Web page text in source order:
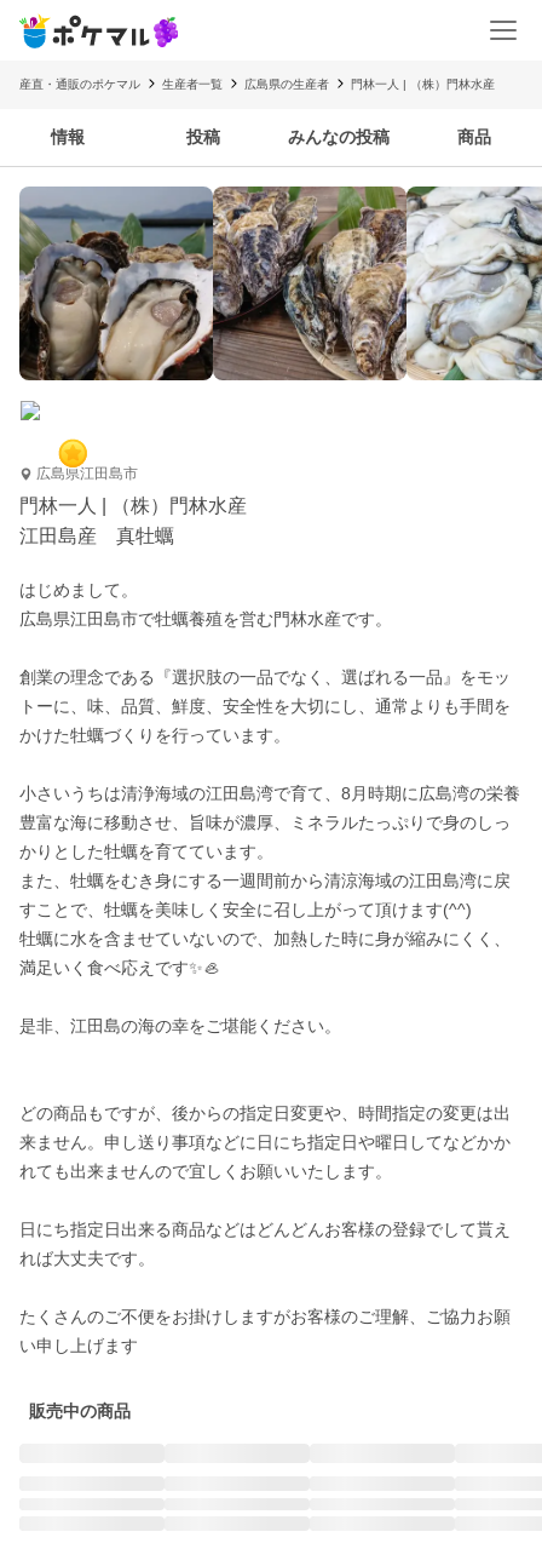
産直・通販のポケマル 生産者一覧 広島県の生産者 門林一人 | （株）門林水産
情報 投稿 みんなの投稿 商品
広島県江田島市
門林一人 | （株）門林水産
江田島産 真牡蠣
はじめまして。
広島県江田島市で牡蠣養殖を営む門林水産です。
創業の理念である『選択肢の一品でなく、選ばれる一品』をモッ
トーに、味、品質、鮮度、安全性を大切にし、通常よりも手間を
かけた牡蠣づくりを行っています。
小さいうちは清浄海域の江田島湾で育て、8月時期に広島湾の栄養
豊富な海に移動させ、旨味が濃厚、ミネラルたっぷりで身のしっ
かりとした牡蠣を育てています。
また、牡蠣をむき身にする一週間前から清涼海域の江田島湾に戻
すことで、牡蠣を美味しく安全に召し上がって頂けます(^^)
牡蠣に水を含ませていないので、加熱した時に身が縮みにくく、
満足いく食べ応えです✨🦪
是非、江田島の海の幸をご堪能ください。
どの商品もですが、後からの指定日変更や、時間指定の変更は出
来ません。申し送り事項などに日にち指定日や曜日してなどかか
れても出来ませんので宜しくお願いいたします。
日にち指定日出来る商品などはどんどんお客様の登録でして貰え
れば大丈夫です。
たくさんのご不便をお掛けしますがお客様のご理解、ご協力お願
販売中の商品